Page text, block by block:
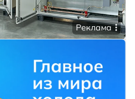
Реклама